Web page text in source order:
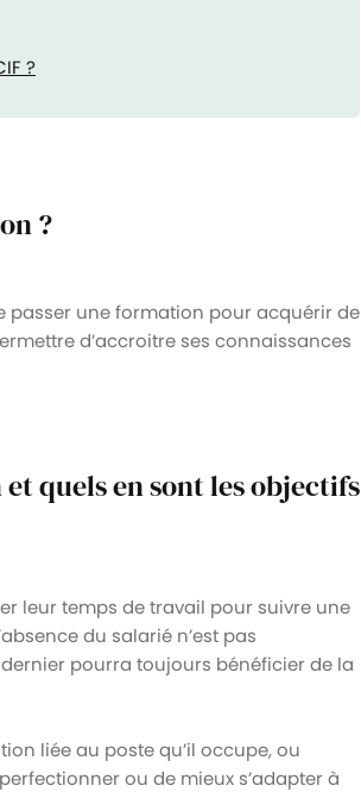
?
?
passer une formation pour acquérir de
d’accroitre ses connaissances
quels en sont les objectifs
leur temps de travail pour suivre une
du salarié n’est pas
pourra toujours bénéficier de la
liée au poste qu’il occupe, ou
ou de mieux s’adapter à